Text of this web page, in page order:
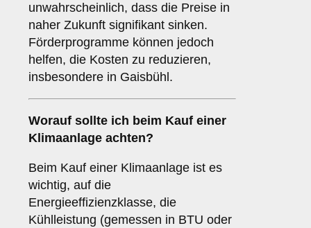
unwahrscheinlich, dass die Preise in
naher Zukunft signifikant sinken.
Förderprogramme können jedoch
helfen, die Kosten zu reduzieren,
insbesondere in Gaisbühl.
Worauf sollte ich beim Kauf einer
Klimaanlage achten?
Beim Kauf einer Klimaanlage ist es
wichtig, auf die
Energieeffizienzklasse, die
Kühlleistung (gemessen in BTU oder